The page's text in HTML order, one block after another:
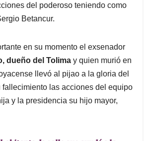
del poderoso teniendo como
Betancur.
en su momento el exsenador
dueño del Tolima y quien murió en
llevó al pijao a la gloria del
fallecimiento las acciones del equipo
y la presidencia su hijo mayor,